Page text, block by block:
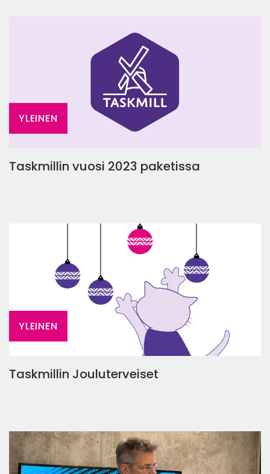
YLEINEN
Taskmillin vuosi 2023 paketissa
YLEINEN
Taskmillin Jouluterveiset